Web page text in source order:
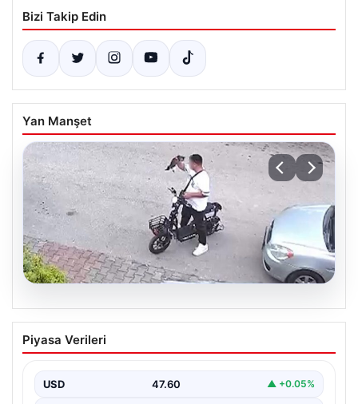
Bizi Takip Edin
Yan Manşet
Bolu’da Vahşet: Yavru Kediye İşlenen
İğrenç Olay Kameralara Yansıdı
günlerde meydana gelen korkutucu olay, bölgedeki
sakinleri derinden sarstı. Elektrikli…
Piyasa Verileri
USD 47.60 ▲ +0.05%